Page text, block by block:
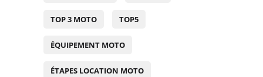
TOP 3 MOTO TOP5
ÉQUIPEMENT MOTO
ÉTAPES LOCATION MOTO